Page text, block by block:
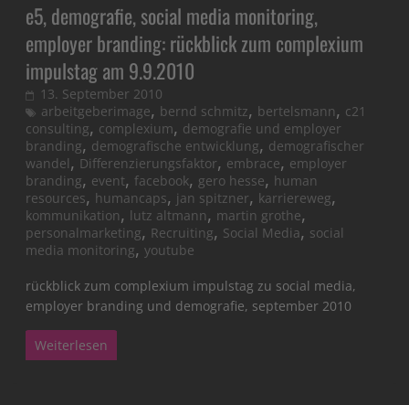
e5, demografie, social media monitoring,
employer branding: rückblick zum complexium
impulstag am 9.9.2010
13. September 2010
arbeitgeberimage, bernd schmitz, bertelsmann, c21
consulting, complexium, demografie und employer
branding, demografische entwicklung, demografischer
wandel, Differenzierungsfaktor, embrace, employer
branding, event, facebook, gero hesse, human
resources, humancaps, jan spitzner, karriereweg,
kommunikation, lutz altmann, martin grothe,
personalmarketing, Recruiting, Social Media, social
media monitoring,youtube
rückblick zum complexium impulstag zu social media,
employer branding und demografie, september 2010
Weiterlesen